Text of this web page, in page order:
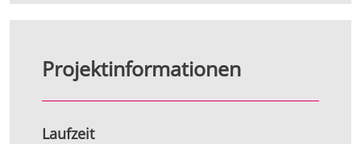
Projektinformationen
Laufzeit